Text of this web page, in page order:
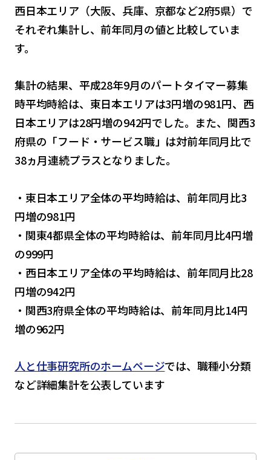
西日本エリア（大阪、兵庫、京都など2府5県）で
それぞれ集計し、前年同月の値と比較していま
す。
集計の結果、平成28年9月のパートタイマー募集
時平均時給は、東日本エリアは3円増の981円、西
日本エリアは28円増の942円でした。また、関西3
府県の「フード・サービス職」は対前年同月比で
38ヵ月連続プラスとなりました。
・東日本エリア全体の平均時給は、前年同月比3
円増の981円
・関東4都県全体の平均時給は、前年同月比4円増
の999円
・西日本エリア全体の平均時給は、前年同月比28
円増の942円
・関西3府県全体の平均時給は、前年同月比14円
増の962円
人と仕事研究所のホームページでは、職種小分類
など詳細集計を公表しています